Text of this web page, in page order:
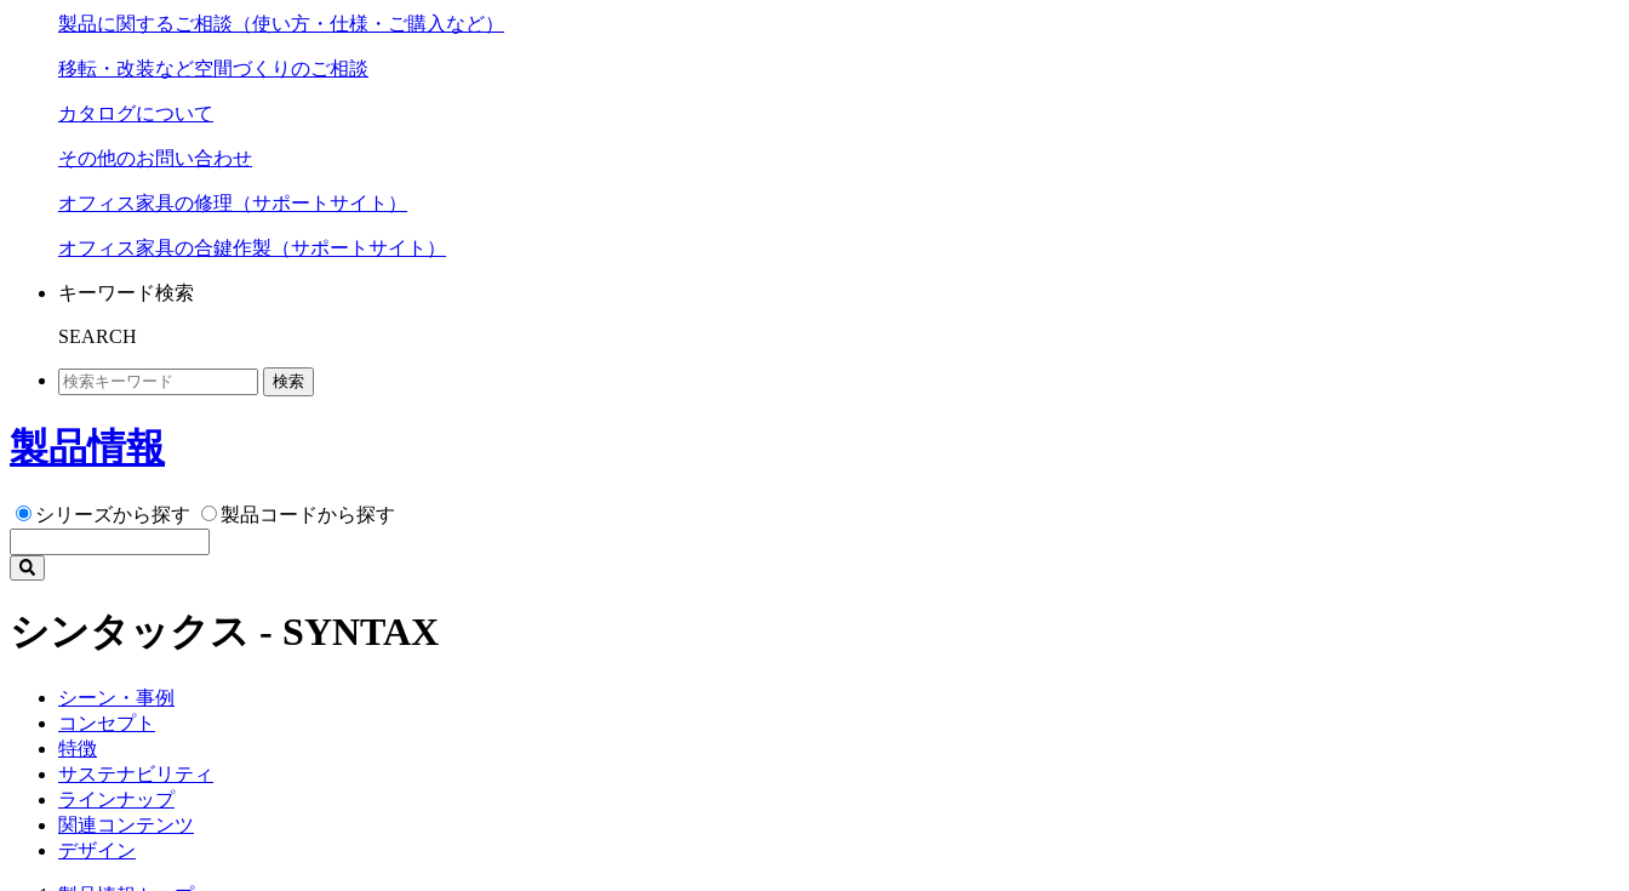
製品に関するご相談（使い方・仕様・ご購入など）
移転・改装など空間づくりのご相談
カタログについて
その他のお問い合わせ
オフィス家具の修理（サポートサイト）
オフィス家具の合鍵作製（サポートサイト）
キーワード検索
SEARCH
検索
製品情報
シリーズから探す 製品コードから探す
シンタックス - SYNTAX
シーン・事例
コンセプト
特徴
サステナビリティ
ラインナップ
関連コンテンツ
デザイン